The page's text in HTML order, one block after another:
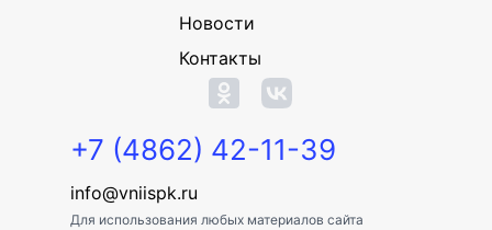
Новости
Контакты
+7 (4862) 42-11-39
info@vniispk.ru
Для использования любых материалов сайта